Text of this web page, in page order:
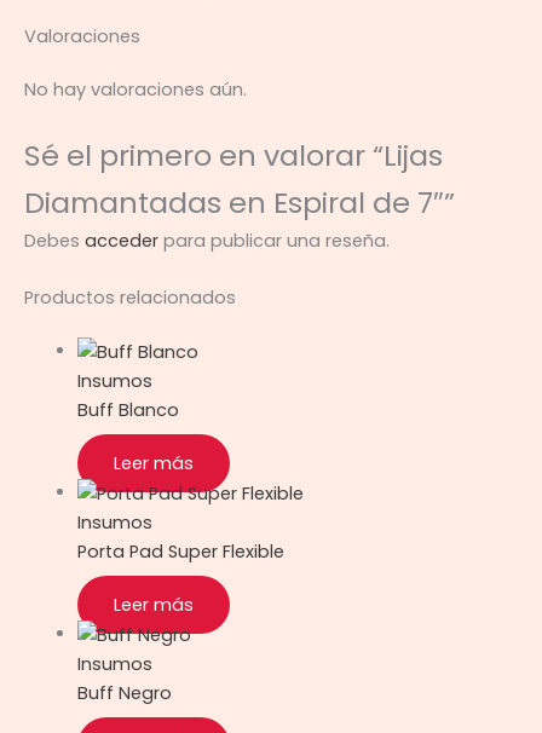
Valoraciones
No hay valoraciones aún.
Sé el primero en valorar “Lijas
Diamantadas en Espiral de 7″”
Debes acceder para publicar una reseña.
Productos relacionados
Insumos
Buff Blanco
Leer más
Insumos
Porta Pad Super Flexible
Leer más
Insumos
Buff Negro